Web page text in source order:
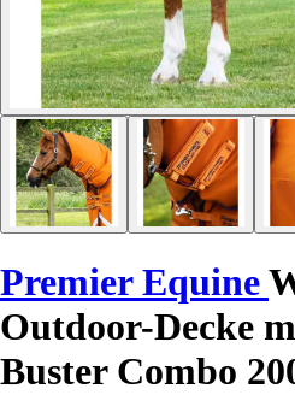
Premier Equine
Outdoor-Decke
Buster Combo